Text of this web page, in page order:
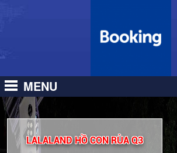
MENU
LALALAND HỒ CON RÙA Q3
TRỊ
PHIẾU,
TƯƠNG
LAI
CÔNG
TY
TRỊ
PHIẾU,
TƯƠNG
LAI
CÔNG
TY
TY
TY